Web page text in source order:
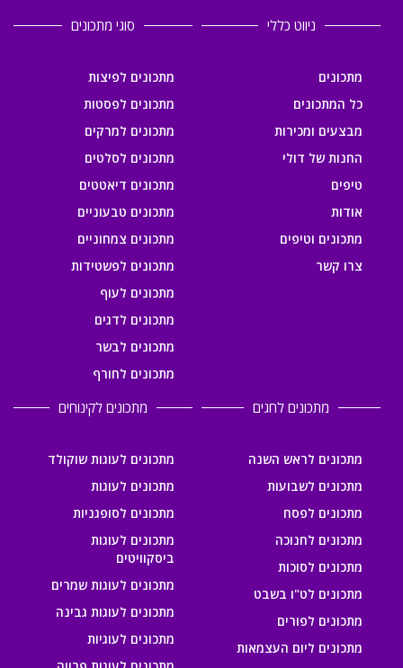
ניווט כללי
מתכונים
כל המתכונים
מבצעים ומכירות
החנות של דולי
טיפים
אודות
מתכונים וטיפים
צרו קשר
סוגי מתכונים
מתכונים לפיצות
מתכונים לפסטות
מתכונים למרקים
מתכונים לסלטים
מתכונים דיאטטים
מתכונים טבעוניים
מתכונים צמחוניים
מתכונים לפשטידות
מתכונים לעוף
מתכונים לדגים
מתכונים לבשר
מתכונים לחורף
מתכונים לחגים
מתכונים לראש השנה
מתכונים לשבועות
מתכונים לפסח
מתכונים לחנוכה
מתכונים לסוכות
מתכונים לט"ו בשבט
מתכונים לפורים
מתכונים ליום העצמאות
מתכונים לקינוחים
מתכונים לעוגות שוקולד
מתכונים לעוגות
מתכונים לסופגניות
מתכונים לעוגות
ביסקוויטים
מתכונים לעוגות שמרים
מתכונים לעוגות גבינה
מתכונים לעוגיות